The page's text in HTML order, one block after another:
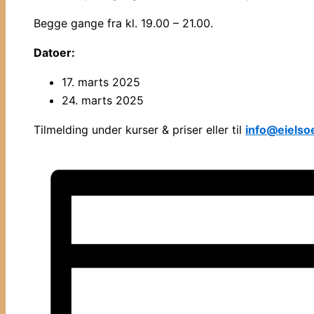
Begge gange fra kl. 19.00 – 21.00.
Datoer:
17. marts 2025
24. marts 2025
Tilmelding under kurser & priser eller til